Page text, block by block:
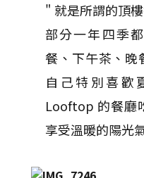
" 就是所謂的頂
部分一年四季
餐、下午茶、晚
自己特別喜歡
Looftop 的餐廳
享受溫暖的陽光